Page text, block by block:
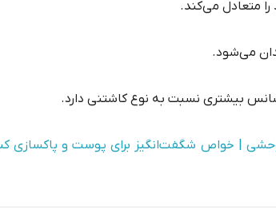
متعادل می‌کند.
می‌شود.
بیشتری نسبت به نوع کاشتنی دارد.
| خواص شگفت‌انگیز برای پوست و پاکسازی